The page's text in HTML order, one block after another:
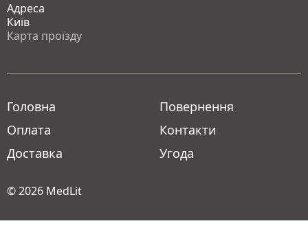
Адреса
Київ
Карта проїзду
Головна
Оплата
Доставка
Повернення
Контакти
Угода
© 2026 MedLit